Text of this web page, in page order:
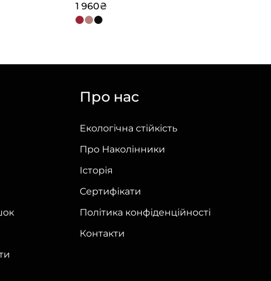
1 960₴
Цей
кілька
Параметри
вибрати
на
товару
Про нас
Екологічна стійкість
Про Наколінники
Історія
Сертифікати
Політика конфіденційності
Контакти